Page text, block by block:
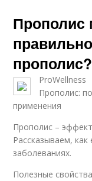
Прополис
прополис?
ProWellness
Прополис:
применения
Прополис –
Рассказываем, как
заболеваниях.
Полезные